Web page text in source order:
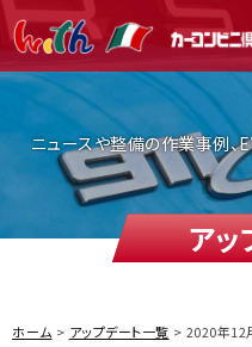
ニュースや整備の作業事例、
アッ
ホーム アップデート一覧 2020年12